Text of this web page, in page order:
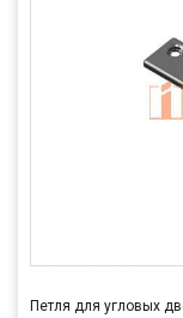
Петля для угловых